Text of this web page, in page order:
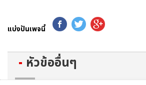
แบ่งปันเพจนี้
หัวข้ออื่นๆ